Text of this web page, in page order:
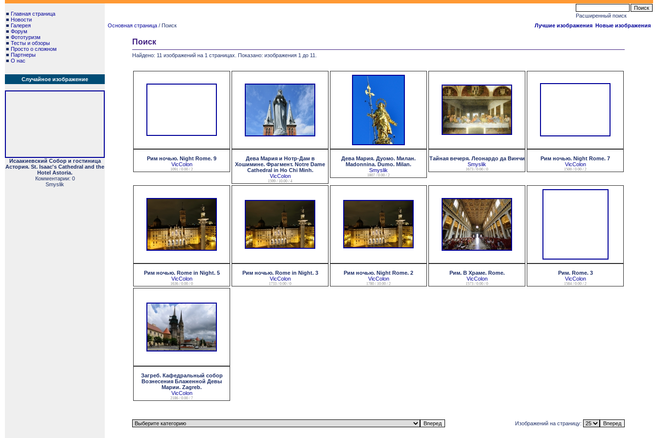
■ Главная страница
■ Новости
■ Галерея
■ Форум
■ Фототуризм
■ Тесты и обзоры
■ Просто о сложном
■ Партнеры
■ О нас
Случайное изображение
Исаакиевский Собор и гостиница
Астория. St. Isaac's Cathedral and the
Hotel Astoria.
Комментарии: 0
Smyslik
Расширенный поиск
Основная страница / Поиск Лучшие изображения Новые изображения
Поиск
Найдено: 11 изображений на 1 страницах. Показано: изображения 1 до 11.
Рим ночью. Night Rome. 9
VicColon
1091 / 0.00 / 2
Дева Мария и Нотр-Дам в
Хошимине. Фрагмент. Notre Dame
Cathedral in Ho Chi Minh.
VicColon
1599 / 10.00 / 4
Дева Мария. Дуомо. Милан.
Madonnina. Dumo. Milan.
Smyslik
1807 / 0.00 / 2
Тайная вечеря. Леонардо да Винчи
Smyslik
1673 / 0.00 / 0
Рим ночью. Night Rome. 7
VicColon
1500 / 0.00 / 2
Рим ночью. Rome in Night. 5
VicColon
1636 / 0.00 / 0
Рим ночью. Rome in Night. 3
VicColon
1733 / 0.00 / 0
Рим ночью. Night Rome. 2
VicColon
1780 / 10.00 / 2
Рим. В Храме. Rome.
VicColon
1573 / 0.00 / 0
Рим. Rome. 3
VicColon
1584 / 0.00 / 2
Загреб. Кафедральный собор
Вознесения Блаженной Девы
Марии. Zagreb.
VicColon
2186 / 0.00 / 7
Изображений на страницу: